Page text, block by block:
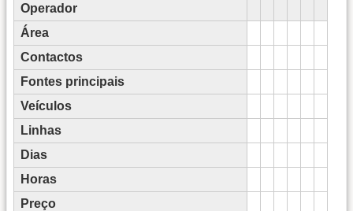
Operador
Área
Contactos
Fontes principais
Veículos
Linhas
Dias
Horas
Preço